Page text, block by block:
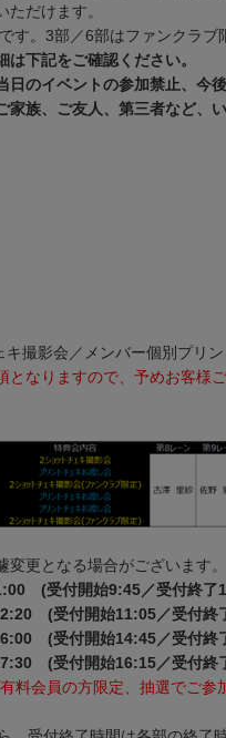
だけます。
す。3部／6部はファンクラブ
下記をご確認ください。
のイベントの参加禁止、今
族、ご友人、第三者など、
撮影会／メンバー個別プリ
なりますので、予めお客様
更となる場合がございます。
(受付開始9:45／受付終了
(受付開始11:05／受付終
(受付開始14:45／受付終
(受付開始16:15／受付終
料会員の方限定、抽選でご